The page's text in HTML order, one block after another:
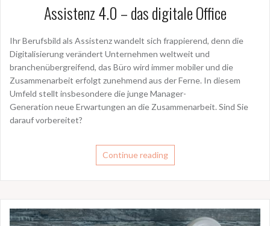
Assistenz 4.0 – das digitale Office
Ihr Berufsbild als Assistenz wandelt sich frappierend, denn die
Digitalisierung verändert Unternehmen weltweit und
branchenübergreifend, das Büro wird immer mobiler und die
Zusammenarbeit erfolgt zunehmend aus der Ferne. In diesem
Umfeld stellt insbesondere die junge Manager-
Generation neue Erwartungen an die Zusammenarbeit. Sind Sie
darauf vorbereitet?
Continue reading